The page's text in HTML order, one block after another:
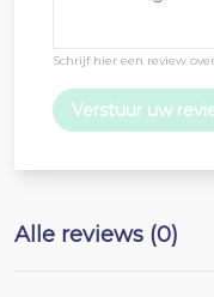
Schrijf hier een review
Verstuur uw
Alle reviews (0)